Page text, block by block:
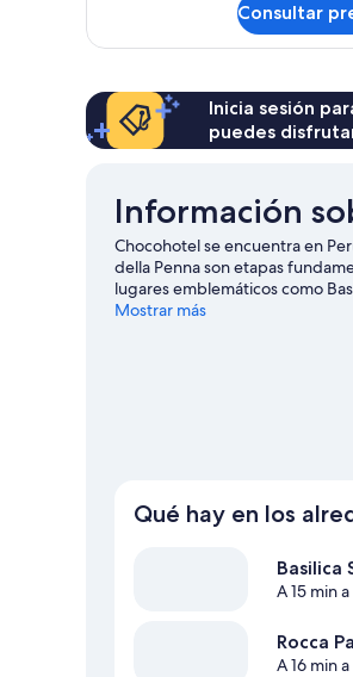
Consultar
Inicia sesión
puedes
Información
Chocohotel se encuentra en
della Penna son etapas
lugares emblemáticos como
Parque temático Città della
Mostrar más
Qué hay en los
Basilica
A 15 min
Rocca
A 16 min